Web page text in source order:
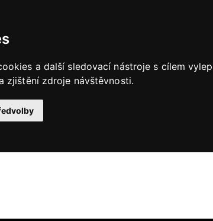
a další sledovací nástroje s cílem
zjištění zdroje návštěvnosti.